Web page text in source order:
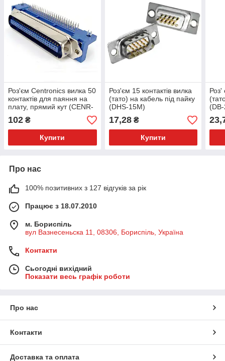
Роз'єм Centronics вилка 50
контактів для паяння на
плату, прямий кут (CENR-
50M)
102 ₴
Купити
Роз'єм 15 контактів вилка
(тато) на кабель під пайку
(DHS-15M)
17,28₴
Купити
Роз'
Про нас
100% позитивних з 127 відгуків за рік
Працює з 18.07.2010
м. Бориспіль
вул Вазнесеньска 11, 08306, Бориспіль, Україна
Контакти
Сьогодні вихідний
Показати весь графік роботи
Про нас
Контакти
Доставка та оплата